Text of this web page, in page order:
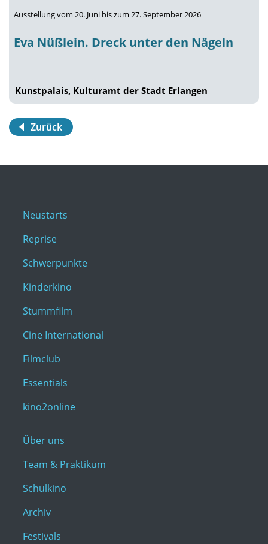
Ausstellung vom 20. Juni bis zum 27. September 2026
Eva Nüßlein. Dreck unter den Nägeln
Kunstpalais, Kulturamt der Stadt Erlangen
Zurück
Neustarts
Reprise
Schwerpunkte
Kinderkino
Stummfilm
Cine International
Filmclub
Essentials
kino2online
Über uns
Team & Praktikum
Schulkino
Archiv
Festivals